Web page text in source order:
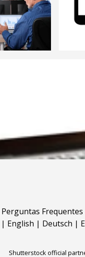
Perguntas Frequentes
| English | Deutsch |
Shutterstock official